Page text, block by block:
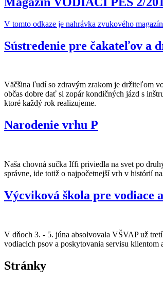
V tomto odkaze je nahrávka zvukového
Sústredenie pre čakateľov a
Väčšina ľudí so zdravým zrakom je držiteľom
občas dobre dať si zopár kondičných jázd s
ktoré každý rok realizujeme.
Narodenie vrhu P
Naša chovná sučka Iffi priviedla na svet po
správne, ide totiž o najpočetnejší vrh v histórií
Výcviková škola pre vodiace
V dňoch 3. - 5. júna absolvovala VŠVAP už
vodiacich psov a poskytovania servisu
Stránky